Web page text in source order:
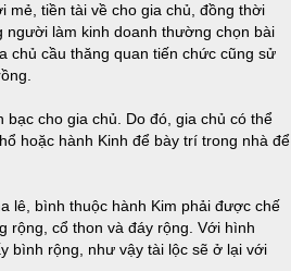
mẻ, tiền tài về cho gia chủ, đồng thời
người làm kinh doanh thường chọn bài
chủ cầu thăng quan tiến chức cũng sử
cho gia chủ. Do đó, gia chủ có thể
hoặc hành Kinh để bày trí trong nhà để
lê, bình thuộc hành Kim phải được chế
rộng, cổ thon và đáy rộng. Với hình
bình rộng, như vậy tài lộc sẽ ở lại với